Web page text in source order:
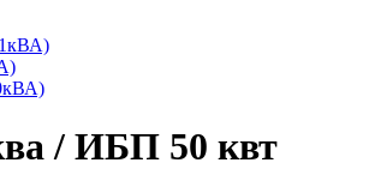
/ ИБП 50 квт